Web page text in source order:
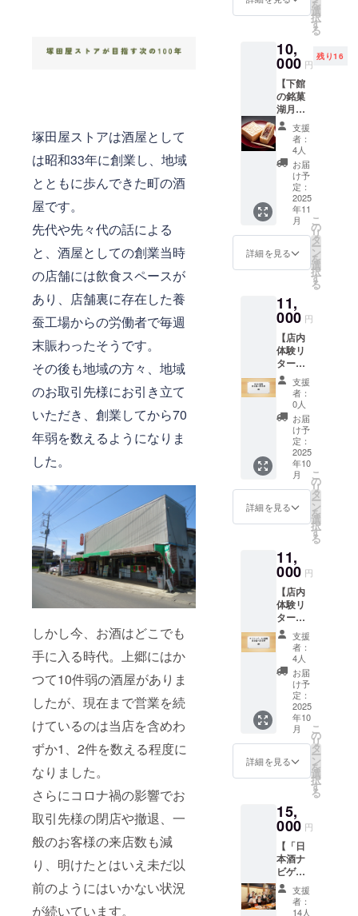
塚田屋ストアは酒屋として
は昭和33年に創業し、地域
とともに歩んできた町の酒
屋です。
先代や先々代の話による
と、酒屋としての創業当時
の店舗には飲食スペースが
あり、店舗裏に存在した養
蚕工場からの労働者で毎週
末賑わったそうです。
その後も地域の方々、地域
のお取引先様にお引き立て
いただき、創業してから70
年弱を数えるようになりま
した。
しかし今、お酒はどこでも
手に入る時代。上郷にはか
つて10件弱の酒屋がありま
したが、現在まで営業を続
けているのは当店を含めわ
ずか1、2件を数える程度に
なりました。
さらにコロナ禍の影響でお
取引先様の閉店や撤退、一
般のお客様の来店数も減
り、明けたとはいえ未だ以
前のようにはいかない状況
が続いています。
そして
あるきっか
けで始めた
スキューバ
ダイビン
グ、突き詰
める性格が
災い（？）
気がつけば
インストラ
クターまで
は非常勤の
とかしてた
んですけど
最近はなか
なか行けな
コロナ禍を
経てなお戻
り切らない
現実に悩み
ながらも、
日々、「地
域と人と
酒」をつな
き合ってい
ます。
等の食
品表示
け商品
のラベ
ルに表
記され
ます。
商品開
封前に
は必 ず
お届け
のリ
ターン
に貼付
された
ラベル
や注意
書きを
ご確認
くださ
い。」
ご確認
「※未成
年者の
飲酒は
法律で
禁止さ
れてい
ます。
お申し
込みは
20歳以
上の方
に限ら
せてい
ただき
い。」
「※未成
年者の
飲酒は
法律で
禁止さ
れてい
ます。
お申し
込みは
20歳以
上の方
に限ら
せてい
ただき
す。」
の健
康・繁
栄を願
い、特
別にご
祈祷し
ていた
だいた
「一合
升」と
塚田屋
が自信
を持っ
ておす
すめす
る吟醸
酒とと
どう
ぞ。 “神
様のご
加護が
込めら
れた一
杯”は、
きっと
日常の
中にさ
さやか
な幸福
をもた
らして
くれる
す。 日
本酒に
ジェク
トなら
では
の、
「縁
起」と
「地域
のつな
がり」
が込め
られた
リター
ンで
す。 ※
数量限
くなり
次第、
りま
す。
「原材
料及び
添加物
等の食
品表示
はお届
す 唎酒
師の資
つ塚本
光司が
厳選し
た吟醸
酒2本を
セット
でお届
け。各
酒に解
説付き
で、日
本酒の
魅力を
深掘り
できま
す。
「原材
品表示
はお届
け商品
のラベ
ルに表
記され
ます。
商品開
封前に
は必ず
お届け
のリ
ターン
に貼付
された
ラベル
や注意
い。」
「※未成
年者の
飲酒は
法律で
禁止さ
れてい
ます。
お申し
込みは
20歳以
上の方
に限ら
せてい
ただき
す。」
を
選
択
す
る
10,
000 円
残り16
【下館
の銘菓
湖月庵
の館最
中】 茨
城県筑
西市下
館に位
置する
湖月庵
の館最
中 12
個詰 和
菓子の
オリン
ピック
われる
全国菓
子博覧
会にお
いて、
受賞当
時の名
誉総裁
であっ
た高松
宮宣仁
親王殿
下より
名誉大
賞を受
賞した,
今もな
トを続
けてい
るボ
リュー
ムたっ
ぷりの
逸品も
なかで
す。 ■
名称：
最中 ■
内容
量：12
個入 リ
ターン
の発送
時に新
たしま
す。
「原材
料及び
添加物
等の食
品表示
はお届
支援
者：
4人
お届
け予
定：
2025
年11
月
詳細を見る
こ
の
リ
タ
ー
ン
を
選
択
す
る
11,
000 円
【店内
体験リ
ターン
3】
【地酒3
種類呑
み比べ
セット
引換券
×2枚】
塚田屋
ストア
店内で
楽しめ
る角打
ち体験
です。
その時
期選り
すぐり
の地酒3
種を是
非飲み
比べて
みてく
ださ
い。 引
換券を2
枚セッ
トでお
得にご
利用に
なれま
2025年
12月末
日まで
それぞ
れ1回限
り有効
実際に
ご来店
いただ
支援
者：
0人
お届
け予
定：
2025
年10
月
詳細を見る
こ
の
リ
タ
ー
ン
を
選
択
す
る
11,
000 円
【店内
体験リ
ターン
4】
【クラ
フト
ビール2
種呑み
比べ
セット
引換券
×2枚】
お客様
ご自身
でセレ
クトし
フト
ビール
を気軽
に楽し
める飲
み比べ
セッ
ト。 そ
の時期
支援
者：
4人
お届
け予
定：
2025
年10
月
詳細を見る
こ
の
リ
タ
ー
ン
を
選
択
す
る
15,
000 円
【「日
本酒ナ
ビゲー
ター」
認定講
習受講
支援
者：
14人